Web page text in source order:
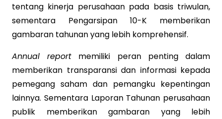
tentang kinerja perusahaan pada basis triwulan,
sementara Pengarsipan 10-K memberikan
gambaran tahunan yang lebih komprehensif.
Annual report memiliki peran penting dalam
memberikan transparansi dan informasi kepada
pemegang saham dan pemangku kepentingan
lainnya. Sementara Laporan Tahunan perusahaan
publik memberikan gambaran yang lebih